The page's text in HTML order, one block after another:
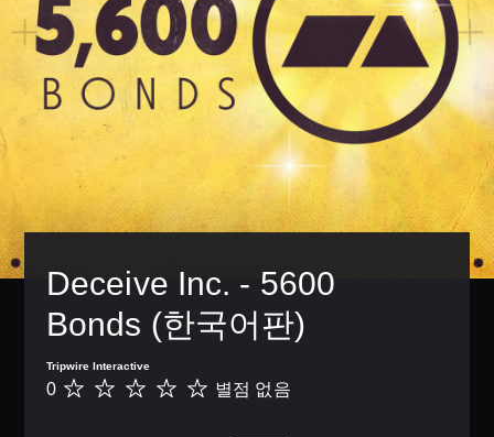
Deceive Inc. - 5600
Bonds (한국어판)
Tripwire Interactive
별
0 별점 없음